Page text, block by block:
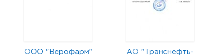
ООО "Верофарм"
АО "Транснефть-